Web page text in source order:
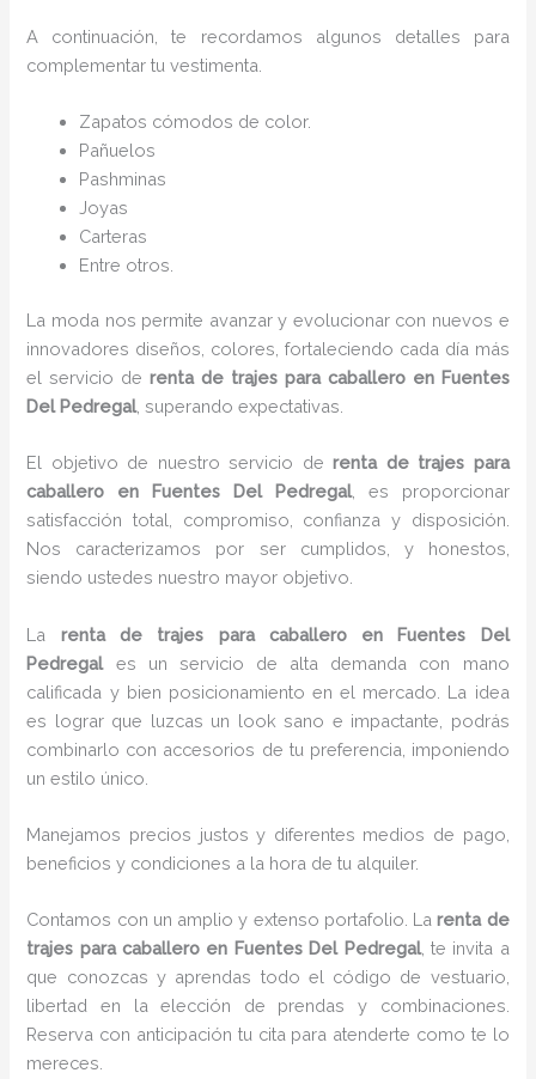
A continuación, te recordamos algunos detalles para
complementar tu vestimenta.
Zapatos cómodos de color.
Pañuelos
Pashminas
Joyas
Carteras
Entre otros.
La moda nos permite avanzar y evolucionar con nuevos e
innovadores diseños, colores, fortaleciendo cada día más
el servicio derenta de trajes para caballero en Fuentes
Del Pedregal, superando expectativas.
El objetivo de nuestro servicio derenta de trajes para
caballero en Fuentes Del Pedregal, es proporcionar
satisfacción total, compromiso, confianza y disposición.
Nos caracterizamos por ser cumplidos, y honestos,
siendo ustedes nuestro mayor objetivo.
La renta de trajes para caballero
en Fuentes Del
Pedregal es un servicio de alta demanda con mano
calificada y bien posicionamiento en el mercado. La idea
es lograr que luzcas un look sano e impactante, podrás
combinarlo con accesorios de tu preferencia, imponiendo
un estilo único.
Manejamos precios justos y diferentes medios de pago,
beneficios y condiciones a la hora de tu alquiler.
Contamos con un amplio y extenso portafolio. Larenta de
trajes para caballero en Fuentes Del Pedregal, te invita a
que conozcas y aprendas todo el código de vestuario,
libertad en la elección de prendas y combinaciones.
Reserva con anticipación tu cita para atenderte como te lo
mereces.